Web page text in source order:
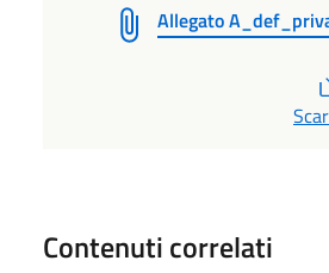
Allegato
Contenuti correlati